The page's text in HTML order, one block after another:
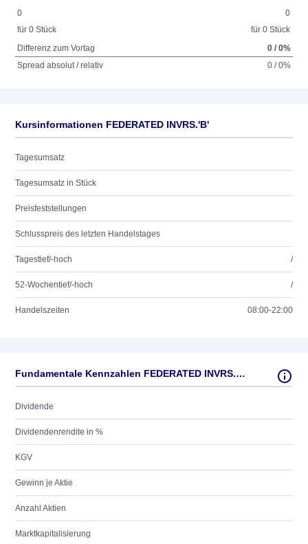
0
für 0 Stück
0
für 0 Stück
Differenz zum Vortag
0 / 0%
Spread absolut / relativ
0 / 0%
Kursinformationen FEDERATED INVRS.'B'
Tagesumsatz
Tagesumsatz in Stück
Preisfeststellungen
Schlusspreis des letzten Handelstages
Tagestief/-hoch /
52-Wochentief/-hoch /
Handelszeiten 08:00-22:00
Fundamentale Kennzahlen FEDERATED INVRS.'B'
Dividende
Dividendenrendite in %
KGV
Gewinn je Aktie
Anzahl Aktien
Marktkapitalisierung